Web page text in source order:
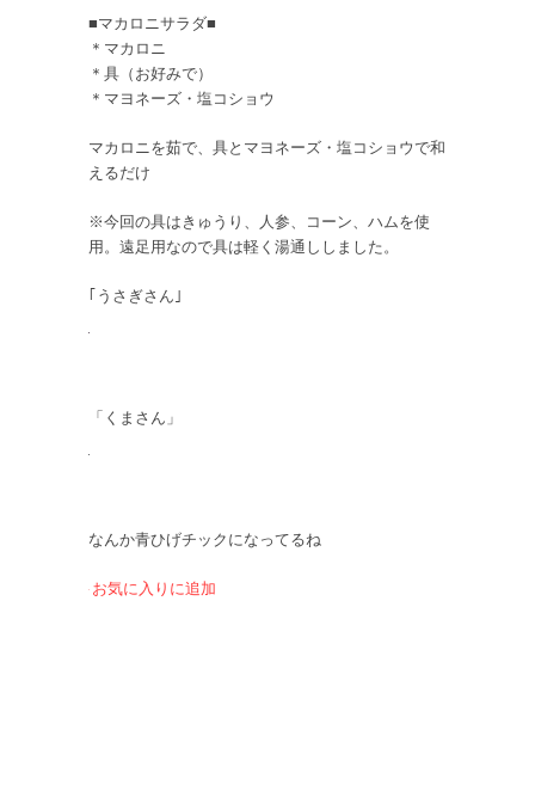
■マカロニサラダ■
＊マカロニ
＊具（お好みで）
＊マヨネーズ・塩コショウ
マカロニを茹で、具とマヨネーズ・塩コショウで和
えるだけ
※今回の具はきゅうり、人参、コーン、ハムを使
用。遠足用なので具は軽く湯通ししました。
｢うさぎさん｣
「くまさん」
なんか青ひげチックになってるね
お気に入りに追加